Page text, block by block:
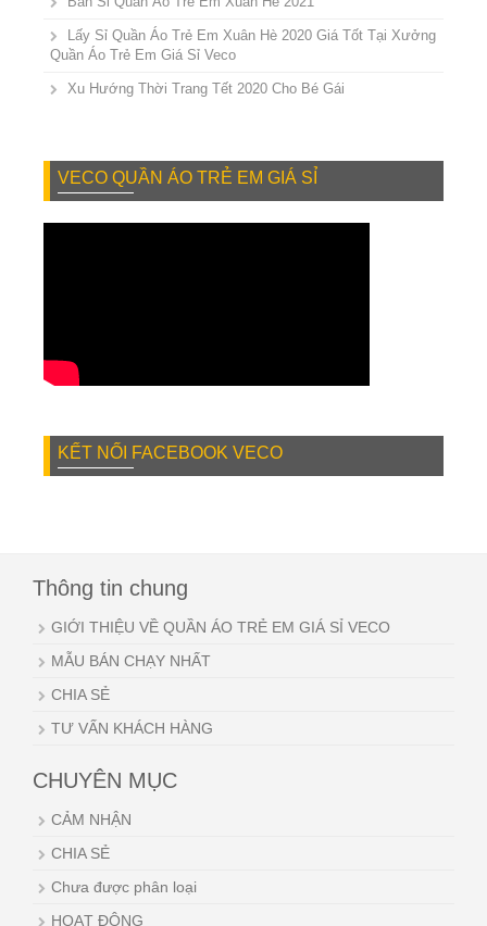
Lấy Sỉ Quần Áo Trẻ Em Xuân Hè 2020 Giá Tốt Tại Xưởng
Quần Áo Trẻ Em Giá Sỉ Veco
Xu Hướng Thời Trang Tết 2020 Cho Bé Gái
VECO QUẦN ÁO TRẺ EM GIÁ SỈ
KẾT NỐI FACEBOOK VECO
Thông tin chung
GIỚI THIỆU VỀ QUẦN ÁO TRẺ EM GIÁ SỈ VECO
MẪU BÁN CHẠY NHẤT
CHIA SẺ
TƯ VẤN KHÁCH HÀNG
CHUYÊN MỤC
CẢM NHẬN
CHIA SẺ
Chưa được phân loại
HOẠT ĐỘNG